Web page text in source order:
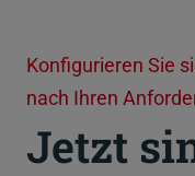
Konfigurieren Sie
nach Ihren
Jetzt